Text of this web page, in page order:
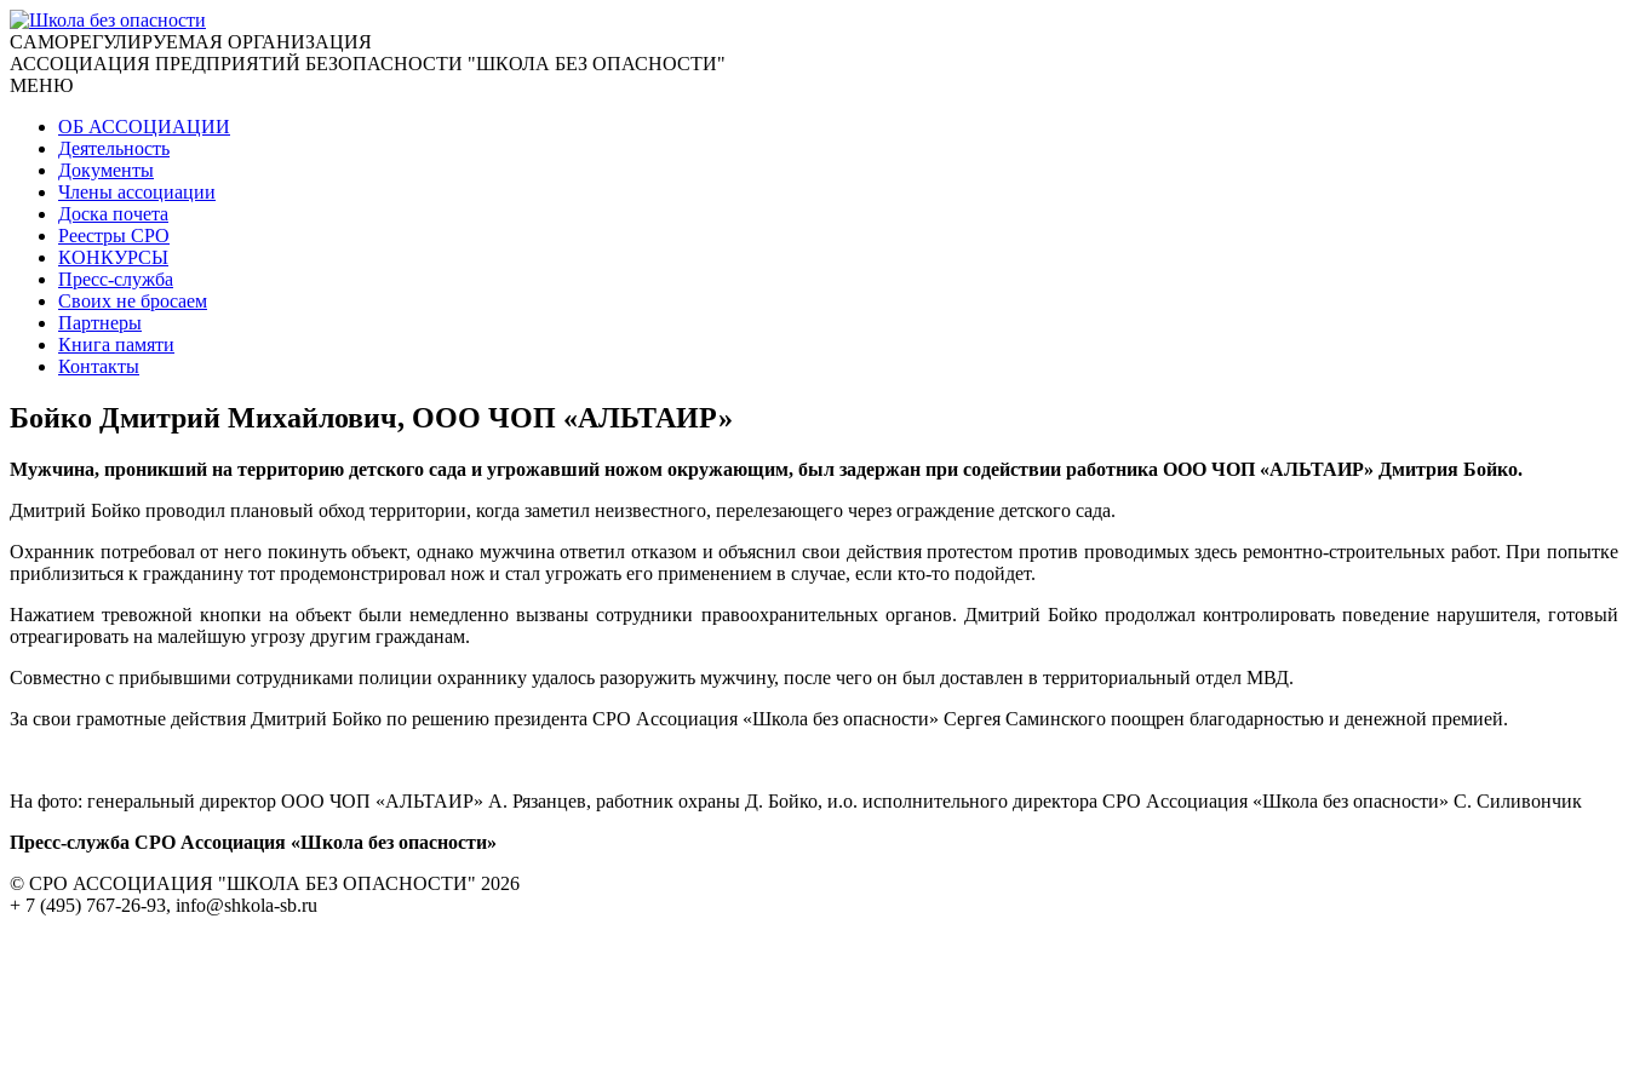
CАМОРЕГУЛИРУЕМАЯ ОРГАНИЗАЦИЯ
АССОЦИАЦИЯ ПРЕДПРИЯТИЙ БЕЗОПАСНОСТИ "ШКОЛА БЕЗ ОПАСНОСТИ"
МЕНЮ
ОБ АССОЦИАЦИИ
Деятельность
Документы
Члены ассоциации
Доска почета
Реестры СРО
КОНКУРСЫ
Пресс-служба
Своих не бросаем
Партнеры
Книга памяти
Контакты
Бойко Дмитрий Михайлович, ООО ЧОП «АЛЬТАИР»
Мужчина, проникший на территорию детского сада и угрожавший ножом окружающим, был задержан при содействии работника ООО ЧОП «АЛЬТАИР» Дмитрия Бойко.
Дмитрий Бойко проводил плановый обход территории, когда заметил неизвестного, перелезающего через ограждение детского сада.
Охранник потребовал от него покинуть объект, однако мужчина ответил отказом и объяснил свои действия протестом против проводимых здесь ремонтно-строительных работ. При попытке
приблизиться к гражданину тот продемонстрировал нож и стал угрожать его применением в случае, если кто-то подойдет.
Нажатием тревожной кнопки на объект были немедленно вызваны сотрудники правоохранительных органов. Дмитрий Бойко продолжал контролировать поведение нарушителя, готовый
отреагировать на малейшую угрозу другим гражданам.
Совместно с прибывшими сотрудниками полиции охраннику удалось разоружить мужчину, после чего он был доставлен в территориальный отдел МВД.
За свои грамотные действия Дмитрий Бойко по решению президента СРО Ассоциация «Школа без опасности» Сергея Саминского поощрен благодарностью и денежной премией.
На фото: генеральный директор ООО ЧОП «АЛЬТАИР» А. Рязанцев, работник охраны Д. Бойко, и.о. исполнительного директора СРО Ассоциация «Школа без опасности» С. Силивончик
Пресс-служба СРО Ассоциация «Школа без опасности»
© СРО АССОЦИАЦИЯ "ШКОЛА БЕЗ ОПАСНОСТИ" 2026
+ 7 (495) 767-26-93, info@shkola-sb.ru